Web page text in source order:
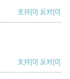
支持[0] 反对[0]
支持[0] 反对[0]